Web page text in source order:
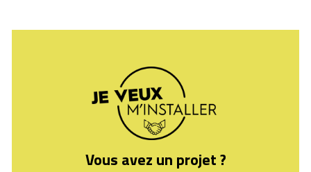
Vous avez un projet ?